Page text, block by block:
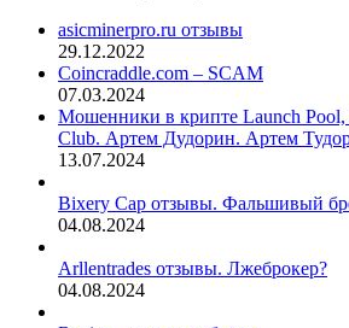
asicminerpro.ru отзывы
29.12.2022
Coincraddle.com – SCAM
07.03.2024
Мошенники в крипте Launch
Club. Артем Дудорин. Артем
13.07.2024
Bixery Cap отзывы. Фальшивый
04.08.2024
Arllentrades отзывы. Лжеброкер?
04.08.2024